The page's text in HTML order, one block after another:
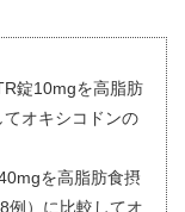
錠10mgを高脂肪
オキシコドンの
を高脂肪食摂
例）に比較してオ